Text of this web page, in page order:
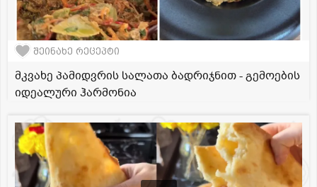
შეინახე რეცეპტი
მკვახე პამიდვრის სალათა ბადრიჯნით - გემოების
იდეალური ჰარმონია